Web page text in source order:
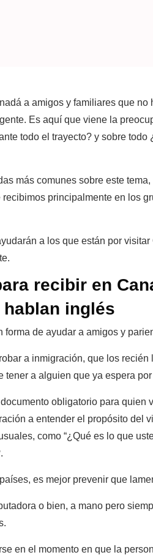
a amigos y familiares que
Es aquí que viene la
todo el trayecto? y sobre todo
más comunes sobre este
principalmente en los
a los que están por
recibir en
inglés
forma de ayudar a amigos y
a inmigración, que los
tener a alguien que ya espera
obligatorio para quien
a entender el propósito del
como “¿Qué es lo que
es mejor prevenir que
o bien, a mano pero
en el momento en que la